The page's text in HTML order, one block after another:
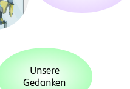
Unsere
Gedanken